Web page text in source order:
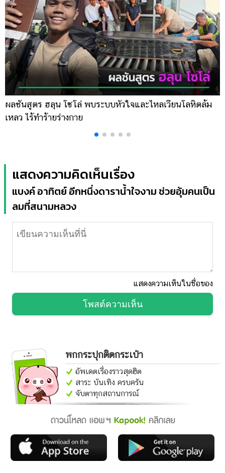
ผลชันสูตร ฮลุน โซโล่ พบระบบหัวใจและไหลเวียนโลหิตล้ม
เหลว ไร้ทำร้ายร่างกาย
แสดงความคิดเห็นเรื่อง
แบงค์ อาทิตย์ อีกหนึ่งดาราน้ำใจงาม ช่วยอุ้มคนเป็น
ลมที่สนามหลวง
แสดงความเห็นในชื่อของ
โพสต์ความเห็น
พกกระปุกติดกระเป๋า
อัพเดตเรื่องราวสุดฮิต
สาระ บันเทิง ครบครัน
จับตาทุกสถานการณ์